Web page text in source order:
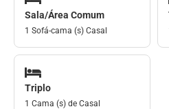
Sala/Área Comum
1 Sofá-cama (s) Casal
Triplo
1 Cama (s) de Casal